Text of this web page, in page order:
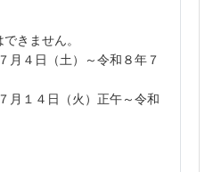
きません。
月４日（土）～令和８年７
月１４日（火）正午～令和